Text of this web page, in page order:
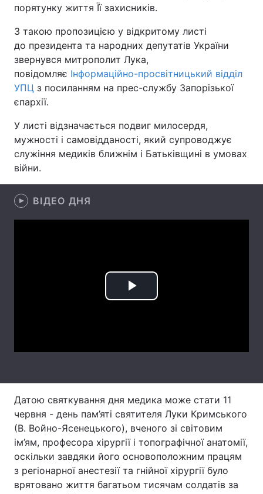
Головна Війна
Україна Політика
Економіка Світ
Спорт
Техно і зв'язок
Інциденти
Здоров'я Туризм
Цікавинки Погода
Статті
Думки
Контакти
порятунку життя Її захисників.
З такою пропозицією у відкритому листі
до президента та народних депутатів України
звернувся митрополит Лука,
повідомляє Інформаційно-просвітницький відділ
УПЦ з посиланням на прес-службу Запорізької
єпархії.
У листі відзначається подвиг милосердя,
мужності і самовідданості, який супроводжує
служіння медиків ближнім і Батьківщині в умовах
війни.
ВІДЕО ДНЯ
Play
Датою святкування дня медика може стати 11
червня - день пам’яті святителя Луки Кримського
(В. Войно-Ясенецького), вченого зі світовим
ім’ям, професора хірургії і топографічної анатомії,
оскільки завдяки його основоположним працям
з регіонарної анестезії та гнійної хірургії було
врятовано життя багатьом тисячам солдатів за